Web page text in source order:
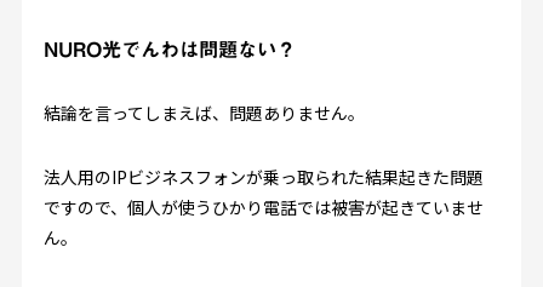
NURO光でんわは問題ない？
結論を言ってしまえば、問題ありません。
法人用のIPビジネスフォンが乗っ取られた結果起きた問題
ですので、個人が使うひかり電話では被害が起きていませ
ん。